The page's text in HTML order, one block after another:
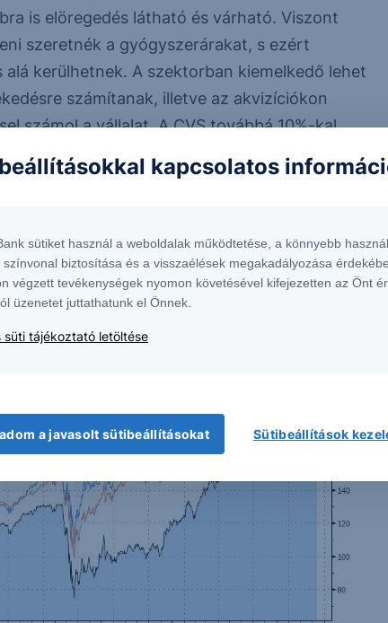
is elöregedés látható és várható. Viszont
szeretnék a gyógyszerárakat, s ezért
kerülhetnek. A szektorban kiemelkedő lehet
számítanak, illetve az akvizíciókon
számol a vállalat. A CVS továbbá 10%-kal
dollárja van újabb akvizíciós célok
tablettája nagy siker lehet és a vakcina
magasabb profit generálásában.
kapcsolatos
sütiket használ a weboldalak működtetése, a könnyebb
színvonal biztosítása és a visszaélések megakadályozása
végzett tevékenységek nyomon követésével kifejezetten az Önt
üzenetet juttathatunk el Önnek.
süti tájékoztató letöltése
a javasolt sütibeállításokat Sütibeállítások